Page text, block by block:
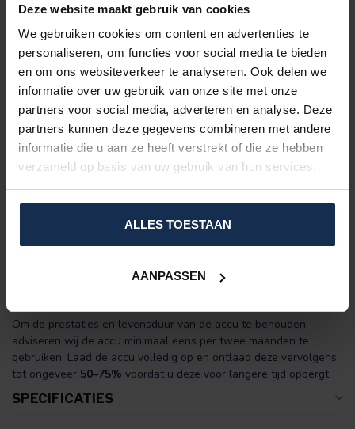
Deze website maakt gebruik van cookies
We gebruiken cookies om content en advertenties te
personaliseren, om functies voor social media te bieden
en om ons websiteverkeer te analyseren. Ook delen we
informatie over uw gebruik van onze site met onze
partners voor social media, adverteren en analyse. Deze
partners kunnen deze gegevens combineren met andere
informatie die u aan ze heeft verstrekt of die ze hebben
verzameld op basis van uw gebruik van hun services.
ALLES TOESTAAN
AANPASSEN
MATERIALEN & ONDERHOUD
De bodywarmer is vervaardigd uit100% polyester en biedt een
comfortabele, duurzame pasvorm. Was het product op een
fijnwasprogramma van 30°C
met een laag centrifugetoerental
(maximaal 800 toeren per minuut).
Voor een optimale bescherming adviseren wij gebruik te maken
BERTSCHAT® waszak. Verwijder altijd de accu vóór het
Om de prestaties en levensduur van de accu te behouden,
adviseren wij de accu minimaal eens per twee maanden te
gebruiken. Laad de accu volledig op en ontlaad deze vervolgens
tot ongeveer 50–75% voordat u deze voor langere tijd opbergt.
SPECIFICATIES